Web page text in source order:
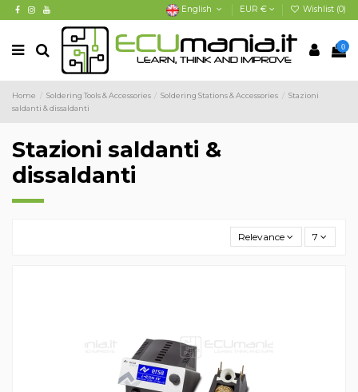
English EUR € Wishlist (0)
0
Home Soldering Tools & Accessories Soldering Stations & Accessories
Stazioni
saldanti & dissaldanti
Stazioni saldanti &
dissaldanti
Relevance 7